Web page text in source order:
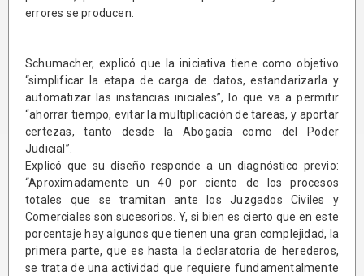
errores se producen.
Schumacher, explicó que la iniciativa tiene como objetivo
“simplificar la etapa de carga de datos, estandarizarla y
automatizar las instancias iniciales”, lo que va a permitir
“ahorrar tiempo, evitar la multiplicación de tareas, y aportar
certezas, tanto desde la Abogacía como del Poder
Judicial”.
Explicó que su diseño responde a un diagnóstico previo:
“Aproximadamente un 40 por ciento de los procesos
totales que se tramitan ante los Juzgados Civiles y
Comerciales son sucesorios. Y, si bien es cierto que en este
porcentaje hay algunos que tienen una gran complejidad, la
primera parte, que es hasta la declaratoria de herederos,
se trata de una actividad que requiere fundamentalmente